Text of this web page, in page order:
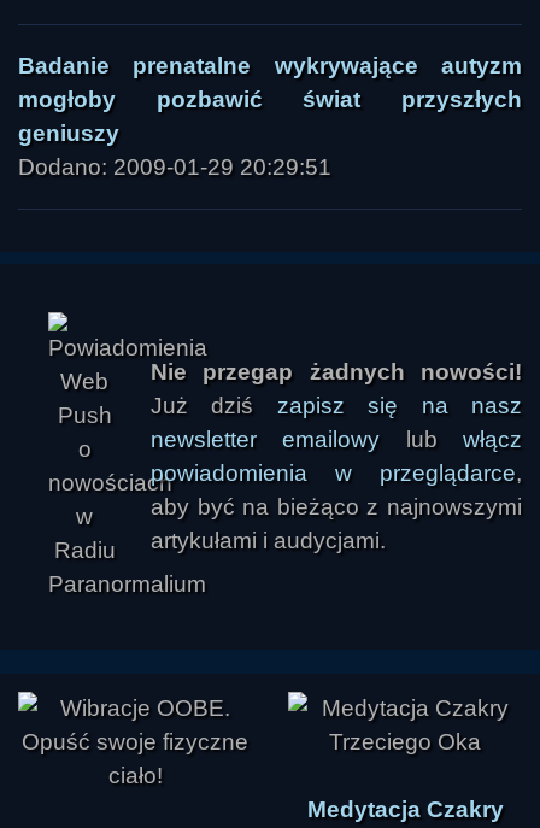
Badanie prenatalne wykrywające autyzm
mogłoby pozbawić świat przyszłych
geniuszy
Dodano: 2009-01-29 20:29:51
Nie przegap żadnych nowości!
Już dziś zapisz się na nasz
newsletter emailowy lubwłącz
powiadomienia w przeglądarce,
aby być na bieżąco z najnowszymi
artykułami i audycjami.
Medytacja Czakry